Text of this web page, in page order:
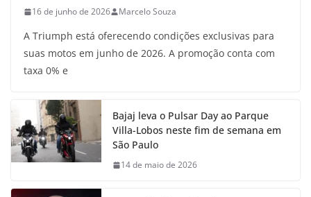
16 de junho de 2026 Marcelo Souza
A Triumph está oferecendo condições exclusivas para
suas motos em junho de 2026. A promoção conta com
taxa 0% e
Bajaj leva o Pulsar Day ao Parque
Villa-Lobos neste fim de semana em
São Paulo
14 de maio de 2026